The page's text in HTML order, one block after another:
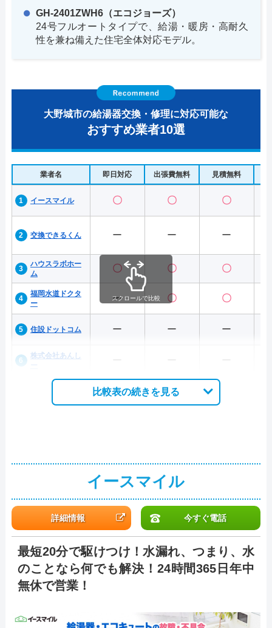
GH-2401ZWH6（エコジョーズ）
24号フルオートタイプで、給湯・暖房・高耐久
性を兼ね備えた住宅全体対応モデル。
大野城市の給湯器交換・修理に対応可能な
おすすめ業者10選
業者名 即日対応 出張費無料 見積無料
イースマイル 〇 〇 〇
交換できるくん ー ー ー
ハウスラボホー
ム
〇 〇 〇
福岡水道ドクタ
ー
ー 〇 〇
住設ドットコム ー ー ー
株式会社あんし
スクロールで比較
比較表の続きを見る
イースマイル
詳細情報 今すぐ電話
最短20分で駆けつけ！水漏れ、つまり、水
のことなら何でも解決！24時間365日年中
無休で営業！